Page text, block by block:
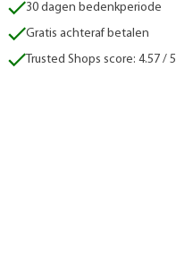
30 dagen bedenkperiode
Gratis achteraf betalen
Trusted Shops score: 4.57 / 5